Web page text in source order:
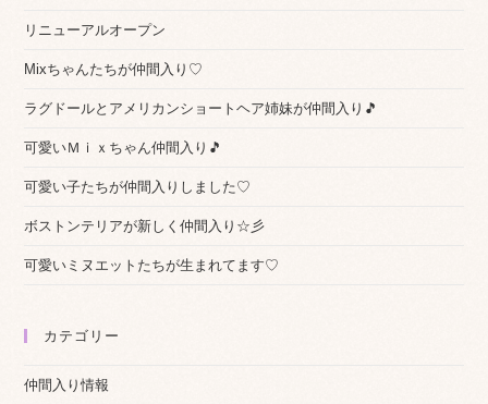
リニューアルオープン
Mixちゃんたちが仲間入り♡
ラグドールとアメリカンショートヘア姉妹が仲間入り🎵
可愛いＭｉｘちゃん仲間入り🎵
可愛い子たちが仲間入りしました♡
ボストンテリアが新しく仲間入り☆彡
可愛いミヌエットたちが生まれてます♡
カテゴリー
仲間入り情報